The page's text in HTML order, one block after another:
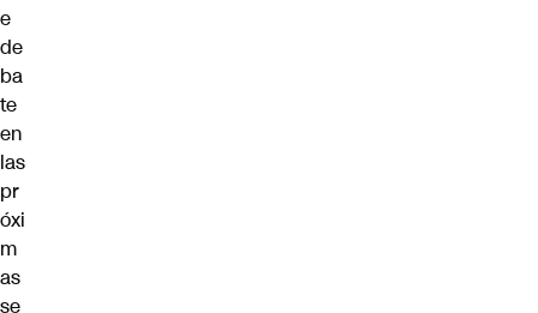
e
de
ba
te
en
las
pr
óxi
m
as
se